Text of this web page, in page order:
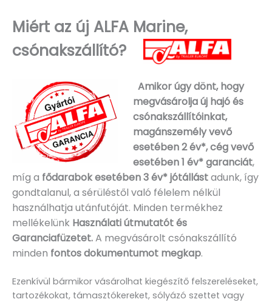
Miért az új ALFA Marine,
csónakszállító?
Amikor úgy dönt, hogy
megvásárolja új hajó és
csónakszállítóinkat,
magánszemély vevő
esetében 2 év*, cég vevő
esetében 1 év* garanciát,
míg a fődarabok esetében 3 év* jótállástadunk, így
gondtalanul, a sérüléstől való félelem nélkül
használhatja utánfutóját. Minden termékhez
mellékelünk Használati útmutatót és
Garanciafüzetet.A megvásárolt csónakszállító
minden fontos dokumentumot megkap.
Ezenkívül bármikor vásárolhat kiegészítő felszereléseket,
tartozékokat, támasztókereket, sólyázó szettet vagy